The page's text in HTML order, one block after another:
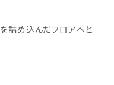
詰め込んだフロアへと